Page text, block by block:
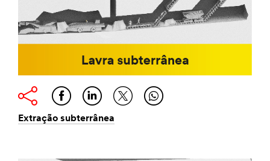
Extração subterrânea